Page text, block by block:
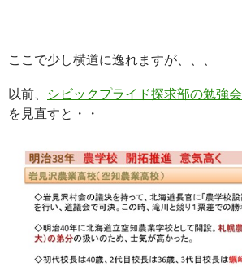
ここで少し横道に逸れますが、、、
以前、 シビックプライド探求部の勉強会
を見直すと・・